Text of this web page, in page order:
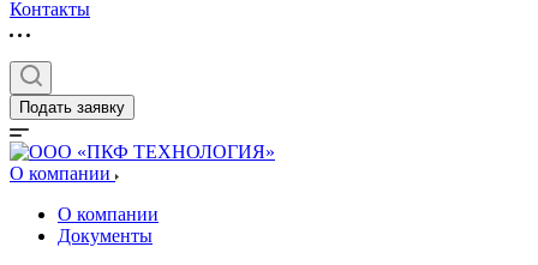
Контакты
Подать заявку
О компании
О компании
Документы